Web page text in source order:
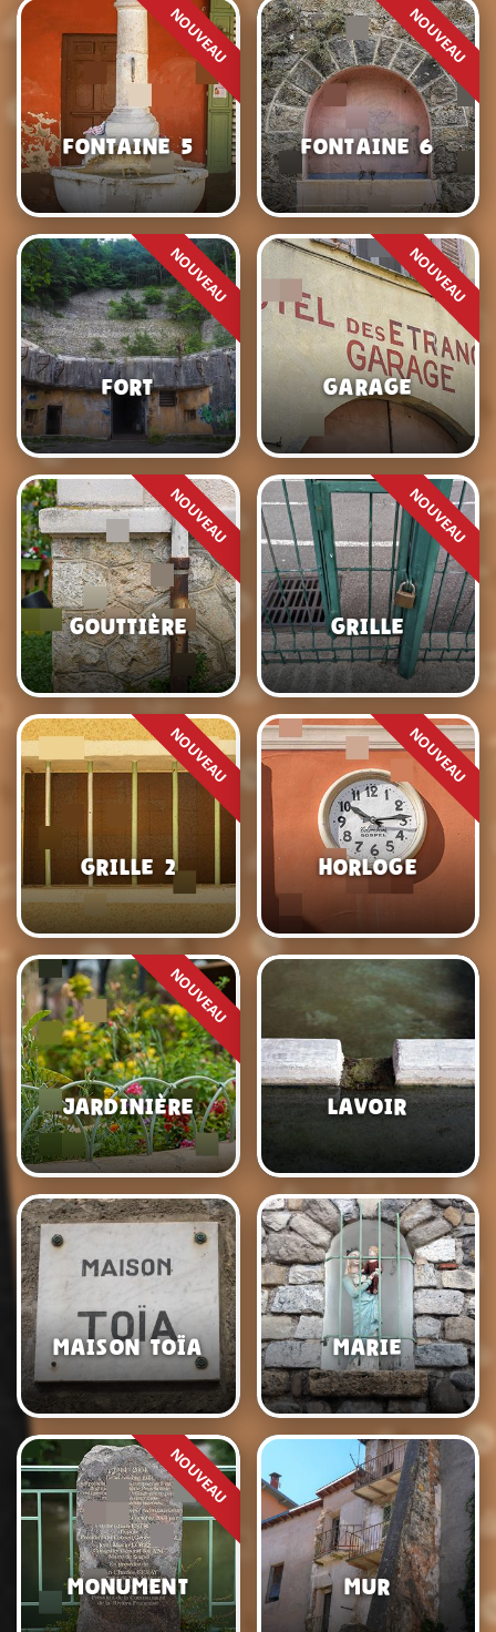
Fontaine 5 Fontaine 6
Fort Garage
Gouttière Grille
Grille 2 Horloge
Jardinière Lavoir
Maison Toïa Marie
Monument Mur